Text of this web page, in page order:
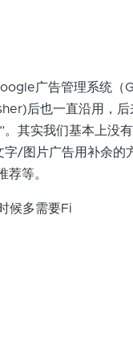
广告管理系统（
后也一直沿用，
其实我们基本上没
/图片广告用补余
荐等。
多需要Fi